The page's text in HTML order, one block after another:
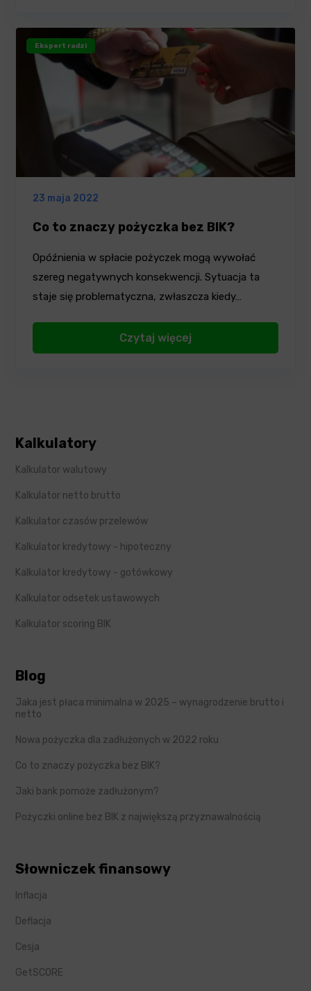
Ekspert radzi
23 maja 2022
Co to znaczy pożyczka bez BIK?
Opóźnienia w spłacie pożyczek mogą wywołać
szereg negatywnych konsekwencji. Sytuacja ta
staje się problematyczna, zwłaszcza kiedy…
Czytaj więcej
Kalkulatory
Kalkulator walutowy
Kalkulator netto brutto
Kalkulator czasów przelewów
Kalkulator kredytowy - hipoteczny
Kalkulator kredytowy - gotówkowy
Kalkulator odsetek ustawowych
Kalkulator scoring BIK
Blog
Jaka jest płaca minimalna w 2025 – wynagrodzenie brutto i
netto
Nowa pożyczka dla zadłużonych w 2022 roku
Co to znaczy pożyczka bez BIK?
Jaki bank pomoże zadłużonym?
Pożyczki online bez BIK z największą przyznawalnością
Słowniczek finansowy
Inflacja
Deflacja
Cesja
GetSCORE